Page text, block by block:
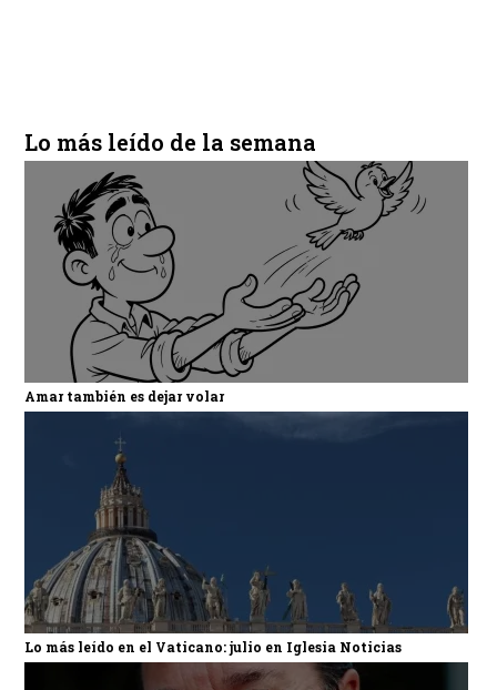
Lo más leído de la semana
Amar también es dejar volar
Lo más leído en el Vaticano: julio en Iglesia Noticias